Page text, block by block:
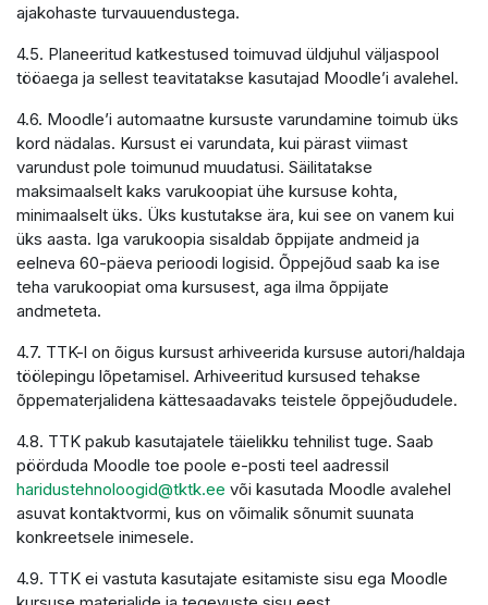
ajakohaste turvauuendustega.
4.5. Planeeritud katkestused toimuvad üldjuhul väljaspool
tööaega ja sellest teavitatakse kasutajad Moodle’i avalehel.
4.6. Moodle’i automaatne kursuste varundamine toimub üks
kord nädalas. Kursust ei varundata, kui pärast viimast
varundust pole toimunud muudatusi. Säilitatakse
maksimaalselt kaks varukoopiat ühe kursuse kohta,
minimaalselt üks. Üks kustutakse ära, kui see on vanem kui
üks aasta. Iga varukoopia sisaldab õppijate andmeid ja
eelneva 60-päeva perioodi logisid. Õppejõud saab ka ise
teha varukoopiat oma kursusest, aga ilma õppijate
andmeteta.
4.7. TTK-l on õigus kursust arhiveerida kursuse autori/haldaja
töölepingu lõpetamisel. Arhiveeritud kursused tehakse
õppematerjalidena kättesaadavaks teistele õppejõududele.
4.8. TTK pakub kasutajatele täielikku tehnilist tuge. Saab
pöörduda Moodle toe poole e-posti teel aadressil
haridustehnoloogid@tktk.ee või kasutada Moodle avalehel
asuvat kontaktvormi, kus on võimalik sõnumit suunata
konkreetsele inimesele.
4.9. TTK ei vastuta kasutajate esitamiste sisu ega Moodle